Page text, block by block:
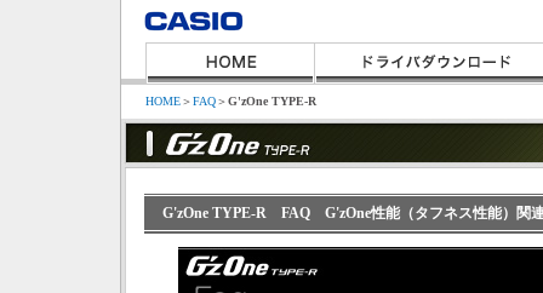
HOME＞FAQ＞G'zOne TYPE-R
G'zOne TYPE-R FAQ G'zOne性能（タフネス性能）関